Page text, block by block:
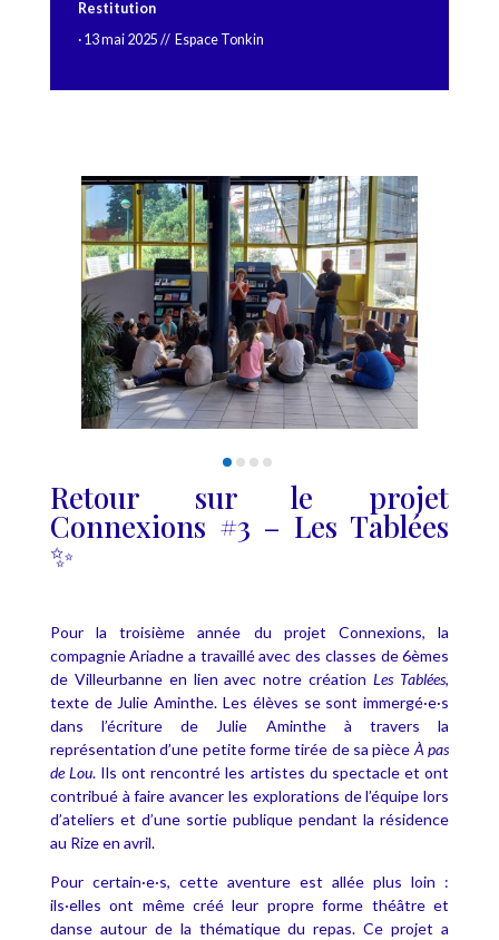
Restitution
· 13 mai 2025 // Espace Tonkin
Retour sur le projet
Connexions #3 – Les Tablées
✨
Pour la troisième année du projet Connexions, la
compagnie Ariadne a travaillé avec des classes de 6èmes
de Villeurbanne en lien avec notre créationLes Tablées,
texte de Julie Aminthe. Les élèves se sont immergé·e·s
dans l’écriture de Julie Aminthe à travers la
représentation d’une petite forme tirée de sa pièce À pas
de Lou. Ils ont rencontré les artistes du spectacle et ont
contribué à faire avancer les explorations de l’équipe lors
d’ateliers et d’une sortie publique pendant la résidence
au Rize en avril.
Pour certain·e·s, cette aventure est allée plus loin :
ils·elles ont même créé leur propre forme théâtre et
danse autour de la thématique du repas. Ce projet a